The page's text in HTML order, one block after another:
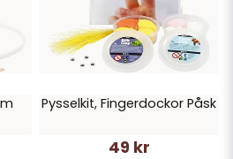
Pysselkit, Fingerdockor Påsk
49 kr